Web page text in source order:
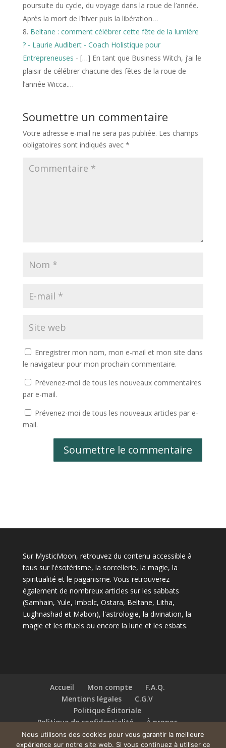
poursuite du cycle, du voyage dans la roue de l’année.
Après la mort de l’hiver puis la libération…
Beltane : comment célébrer cette fête de la lumière
? - Laurie Audibert - Coach Holistique pour
Entrepreneuses - […] En tant que Business Witch, j’ai le
plaisir de célébrer chacune des fêtes de la roue de
l’année Wicca.…
Soumettre un commentaire
Votre adresse e-mail ne sera pas publiée. Les champs
obligatoires sont indiqués avec *
Enregistrer mon nom, mon e-mail et mon site dans
le navigateur pour mon prochain commentaire.
Prévenez-moi de tous les nouveaux commentaires
par e-mail.
Prévenez-moi de tous les nouveaux articles par e-
mail.
Soumettre le commentaire
Sur MysticMoon, retrouvez du contenu accessible à
tous sur l'ésotérisme, la sorcellerie, la magie, la
spiritualité et le paganisme. Vous retrouverez
également de nombreux articles sur les sabbats
(Samhain, Yule, Imbolc, Ostara, Beltane, Litha,
Lughnashad et Mabon), l'astrologie, la divination, la
magie et les rituels ou encore la lune et les esbats.
Accueil Mon compte
F.A.Q.
Mentions légales
C.G.V
Politique Éditoriale
Politique de confidentialité
À propos
Contact
Nous utilisons des cookies pour vous garantir la meilleure
expérience sur notre site web. Si vous continuez à utiliser ce